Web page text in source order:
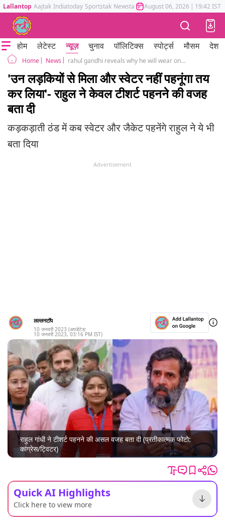
Lallantop Aajtak Indiatoday Sportstak Newstak Mumbai Tak Astrotak
August 06, 2026 | 19:42 IST
होम लेटेस्ट न्यूज़ चुनाव पॉलिटिक्स स्पोर्ट्स मौसम देश
Home News rahul gandhi reveals why he will wear only tshirt, bharat jodo yatra latest news
'उन लड़कियों से मिला और स्वेटर नहीं पहनूंगा तय
कर लिया'- राहुल ने केवल टीशर्ट पहनने की वजह
बता दी
कड़कड़ाती ठंड में कब स्वेटर और जैकेट पहनेंगे राहुल ने ये भी
बता दिया
Advertisement
लल्लनटॉप
10 जनवरी 2023 (अपडेटेड:
10 जनवरी 2023, 03:16 PM IST)
राहुल गांधी ने टीशर्ट पहनने की असल वजह बता दी (प्रतीकात्मक फोटो:
कांग्रेस/ट्विटर)
Quick AI Highlights
Click here to view more